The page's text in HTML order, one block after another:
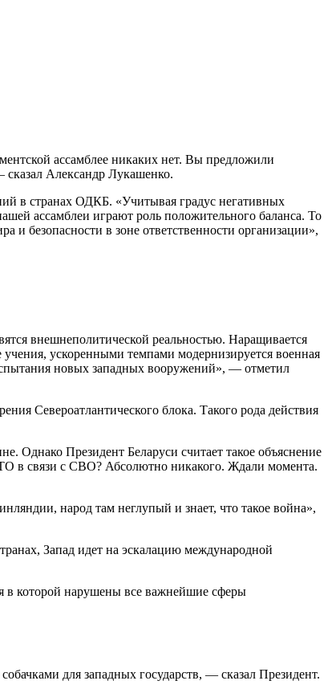
ассамблее никаких нет. Вы предложили
сказал Александр Лукашенко.
в странах ОДКБ. «Учитывая градус негативных
ассамблеи играют роль положительного баланса. То
и безопасности в зоне ответственности организации»,
внешнеполитической реальностью. Наращивается
ускоренными темпами модернизируется военная
новых западных вооружений», — отметил
Североатлантического блока. Такого рода действия
Однако Президент Беларуси считает такое объяснение
в связи с СВО? Абсолютно никакого. Ждали момента.
народ там неглупый и знает, что такое война»,
Запад идет на эскалацию международной
в которой нарушены все важнейшие сферы
для западных государств, — сказал Президент.